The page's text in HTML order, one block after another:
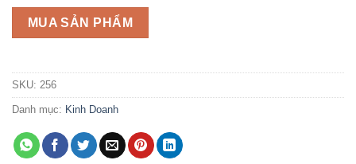
MUA SẢN PHẨM
SKU: 256
Danh mục: Kinh Doanh